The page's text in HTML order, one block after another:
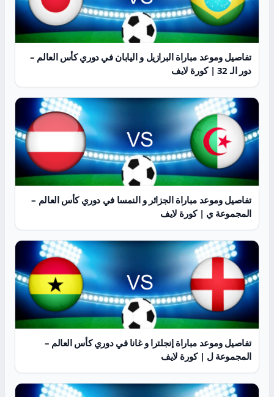
تفاصيل وموعد مباراة البرازيل و اليابان في دوري كأس العالم –
دور الـ 32 | كورة لايف
تفاصيل وموعد مباراة الجزائر و النمسا في دوري كأس العالم –
المجموعة ي | كورة لايف
تفاصيل وموعد مباراة إنجلترا و غانا في دوري كأس العالم –
المجموعة ل | كورة لايف